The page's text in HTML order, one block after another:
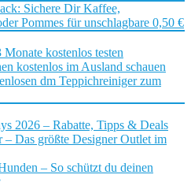
Sichere Dir Kaffee,
Pommes für unschlagbare 0,50 €
kostenlos testen
kostenlos im Ausland schauen
dm Teppichreiniger zum
2026 – Rabatte, Tipps & Deals
– Das größte Designer Outlet im
– So schützt du deinen